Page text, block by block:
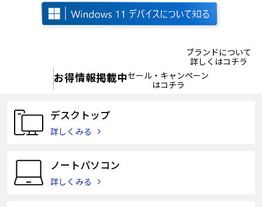
サーバー
ディスプレイ
MousePro
Windows 11 | Copilot+ PC
学習向けパソコン
AIおすすめパソコン
おすすめ目玉パソコン
今イチオシのパソコンをピ
Windows 11
ブランドについて
詳しくはコチラ
お得情報掲載中セール・キャンペーン
はコチラ
デスクトップ
詳しくみる
ノートパソコン
詳しくみる